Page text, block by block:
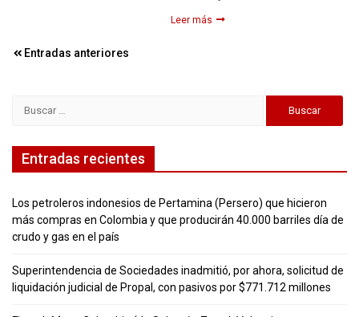
Leer más
Navegación
entradas
Entradas anteriores
Entradas recientes
Los petroleros indonesios de Pertamina (Persero) que hicieron
más compras en Colombia y que producirán 40.000 barriles día de
crudo y gas en el país
Superintendencia de Sociedades inadmitió, por ahora, solicitud de
liquidación judicial de Propal, con pasivos por $771.712 millones